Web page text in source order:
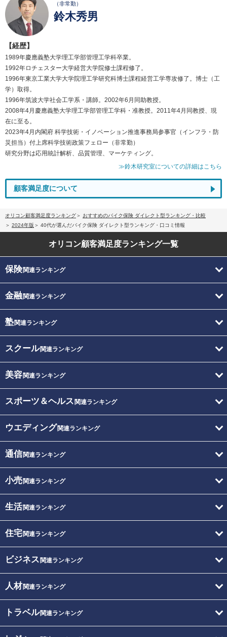
（非常勤）
鈴木秀男
【経歴】
1989年慶應義塾大学理工学部管理工学科卒業。
1992年ロチェスター大学経営大学院修士課程修了。
1996年東京工業大学大学院理工学研究科博士課程経営工学専攻修了。博士（工
学）取得。
1996年筑波大学社会工学系・講師。2002年6月同助教授。
2008年4月慶應義塾大学理工学部管理工学科・准教授。2011年4月同教授、現
在に至る。
2023年4月内閣府 科学技術・イノベーション推進事務局参事官（インフラ・防
災担当）付上席科学技術政策フェロー（非常勤）
研究分野は応用統計解析、品質管理、マーケティング。
≫鈴木研究室についての詳細はこちら
顧客満足度について
オリコン顧客満足度ランキング
おすすめのバイク保険 ダイレクト型ランキング・比較
2024年版
40代が選んだバイク保険 ダイレクト型ランキング・口コミ情報
オリコン顧客満足度ランキング一覧
保険関連ランキング
金融関連ランキング
塾関連ランキング
スクール関連ランキング
美容関連ランキング
スポーツ＆ヘルス 関連ランキング
ウエディング関連ランキング
通信関連ランキング
小売関連ランキング
生活関連ランキング
住宅関連ランキング
ビジネス 関連ランキング
人材関連ランキング
トラベル関連ランキング